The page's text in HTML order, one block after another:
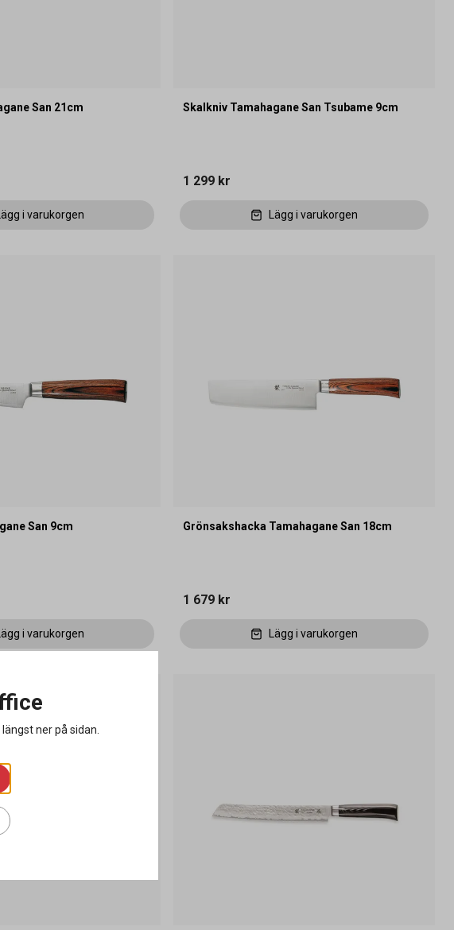
San 21cm
Lägg i varukorgen
Skalkniv Tamahagane San Tsubame 9cm
1 299 kr
Lägg i varukorgen
San 9cm
i varukorgen
Grönsakshacka Tamahagane San 18cm
1 679 kr
Lägg i varukorgen
ner på sidan.